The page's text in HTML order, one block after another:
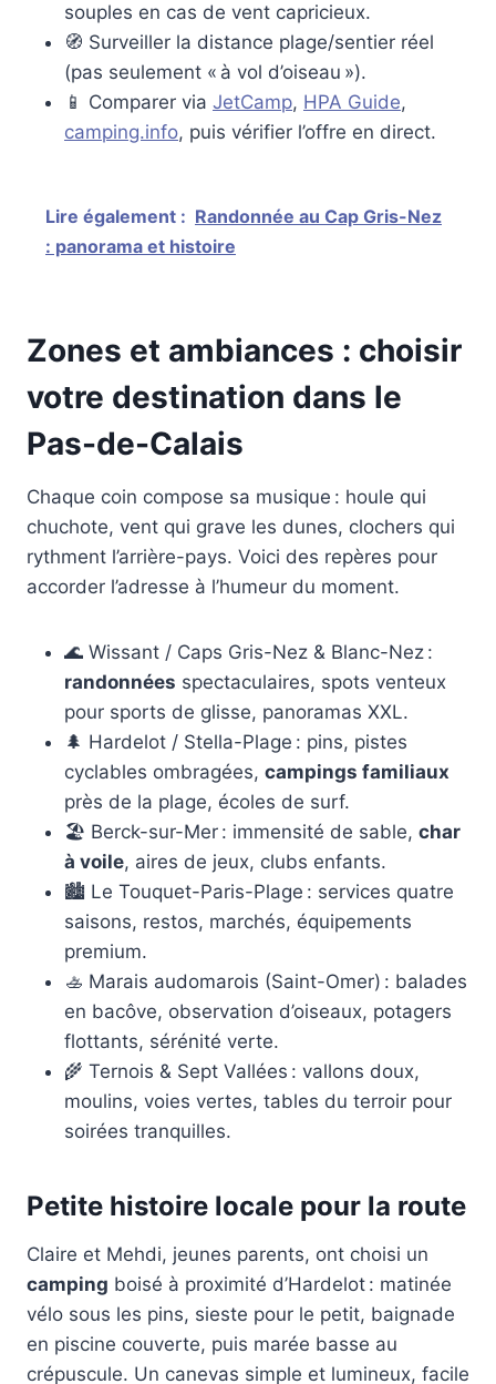
souples en cas de vent capricieux.
🧭 Surveiller la distance plage/sentier réel
(pas seulement « à vol d’oiseau »).
📱 Comparer via JetCamp, HPA Guide,
camping.info, puis vérifier l’offre en direct.
Lire également : Randonnée au Cap Gris-Nez
: panorama et histoire
Zones et ambiances : choisir
votre destination dans le
Pas-de-Calais
Chaque coin compose sa musique : houle qui
chuchote, vent qui grave les dunes, clochers qui
rythment l’arrière-pays. Voici des repères pour
accorder l’adresse à l’humeur du moment.
🌊 Wissant / Caps Gris-Nez & Blanc-Nez :
randonnées spectaculaires, spots venteux
pour sports de glisse, panoramas XXL.
🌲 Hardelot / Stella-Plage : pins, pistes
cyclables ombragées, campings familiaux
près de la plage, écoles de surf.
🏖️ Berck-sur-Mer : immensité de sable, char
à voile, aires de jeux, clubs enfants.
🏙️ Le Touquet-Paris-Plage : services quatre
saisons, restos, marchés, équipements
premium.
🚣 Marais audomarois (Saint-Omer) : balades
en bacôve, observation d’oiseaux, potagers
flottants, sérénité verte.
🌾 Ternois & Sept Vallées : vallons doux,
moulins, voies vertes, tables du terroir pour
soirées tranquilles.
Petite histoire locale pour la route
Claire et Mehdi, jeunes parents, ont choisi un
camping boisé à proximité d’Hardelot : matinée
vélo sous les pins, sieste pour le petit, baignade
en piscine couverte, puis marée basse au
crépuscule. Un canevas simple et lumineux, facile